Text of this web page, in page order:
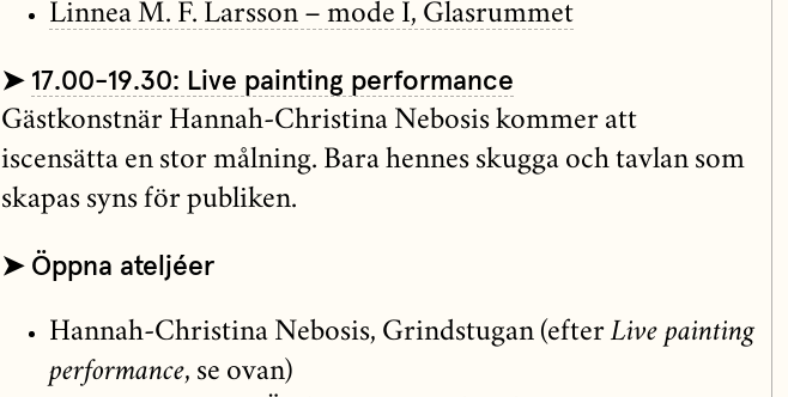
Linnea M. F. Larsson – mode I, Glasrummet
➤ 17.00-19.30: Live painting performance
Gästkonstnär Hannah-Christina Nebosis kommer att
iscensätta en stor målning. Bara hennes skugga och tavlan som
skapas syns för publiken.
➤ Öppna ateljéer
Hannah-Christina Nebosis, Grindstugan (efter Live painting
performance, se ovan)